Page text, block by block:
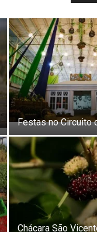
Festas no Circuito
Chácara São